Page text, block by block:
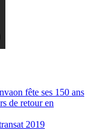
fête ses 150 ans
de retour en
2019